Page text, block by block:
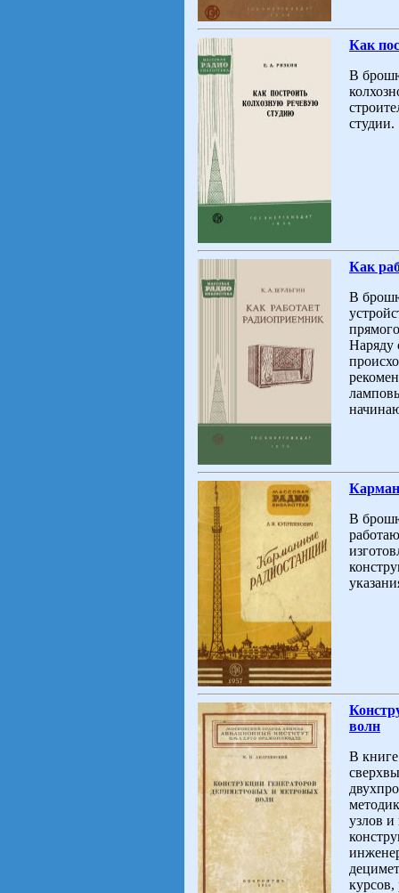
Как
В
студии.
Как
В
Наряду
В
волн
В
узлов
курсов,